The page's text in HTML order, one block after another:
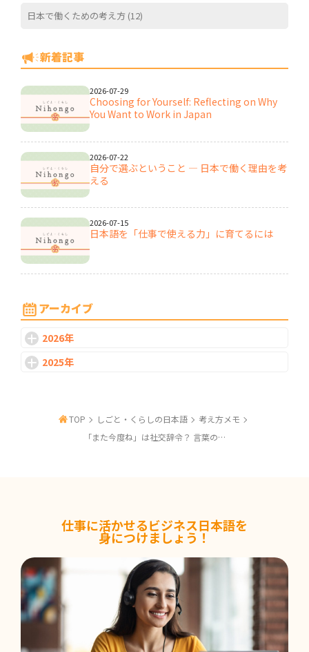
日本で働くための考え方 (12)
新着記事
Choosing for Yourself: Reflecting on Why
You Want to Work in Japan
2026-07-29
自分で選ぶということ ― 日本で働く理由を考
える
2026-07-22
日本語を「仕事で使える力」に育てるには
2026-07-15
なのか
研究を続ける道、社会で生かす道｜PhD・ポ
ストドクのキャリア
2026-06-24
日本型雇用の仕組みとその背景
「また今度ね」は社交辞令？ 言葉の受け取り
方について考える
2026-06-03
アーカイブ
2026年
2025年
TOP しごと・くらしの日本語
考え方メモ
「また今度ね」は社交辞令？ 言葉の受け取り方について考える
仕事に活かせるビジネス日本語を
身につけましょう！